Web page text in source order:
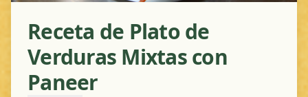
Receta de Plato de
Verduras Mixtas con
Paneer